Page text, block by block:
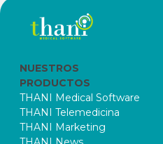
NUESTROS
PRODUCTOS
THANI Medical Software
THANI Telemedicina
THANI Marketing